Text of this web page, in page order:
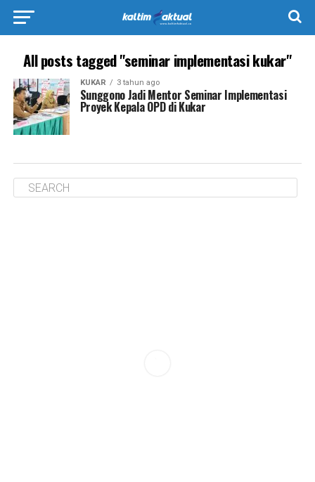
All posts tagged "seminar implementasi kukar"
KUKAR 3 tahun ago
Sunggono Jadi Mentor Seminar Implementasi
Proyek Kepala OPD di Kukar